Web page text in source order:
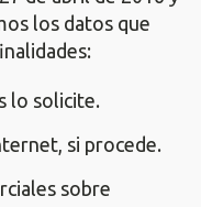
los datos que
lo solicite.
si procede.
sobre